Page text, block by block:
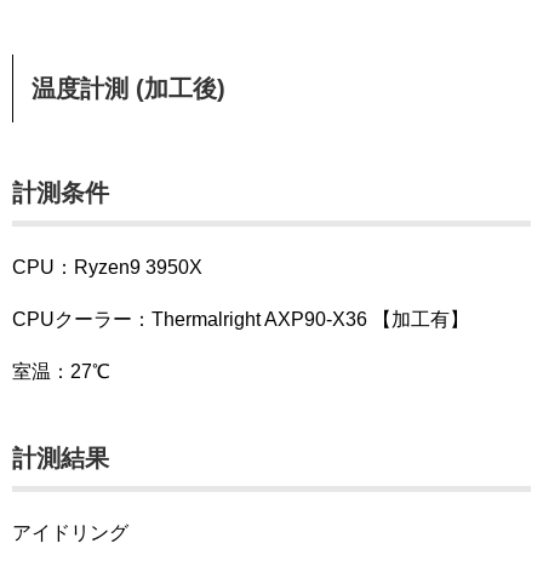
温度計測 (加工後)
計測条件
CPU：Ryzen9 3950X
CPUクーラー：Thermalright AXP90-X36 【加工有】
室温：27℃
計測結果
アイドリング